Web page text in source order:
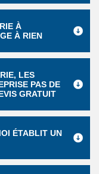
À
À RIEN
LES
PAS DE
GRATUIT
ÉTABLIT UN